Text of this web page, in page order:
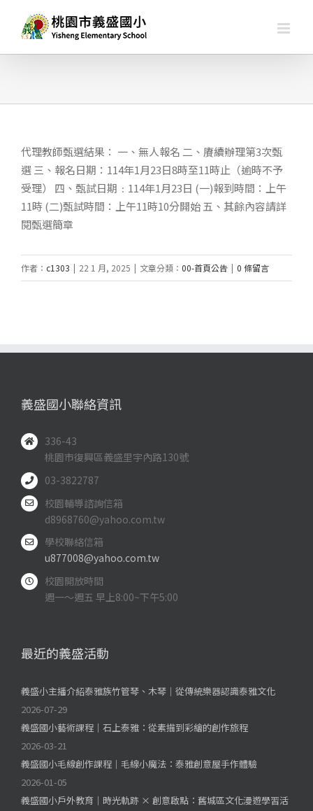
代理教師甄選結果： 一、無人報名 二、賡續辦理第3次甄
選 三、報名日期：114年1月23日8時至11時止（逾時不予
受理） 四、甄試日期﹕114年1月23日 (一)報到時間：上午
11時 (二)甄試時間：上午11時10分開始 五、其餘內容請詳
閱甄選簡章
作者： c1303 | 22 1 月, 2025 | 文章分類： 00-首頁公告 | 0 條留言
義盛國小聯絡資訊
336-43
桃園市復興區義盛里宇內路130號
03-3822787
校園輔導諮詢信箱
d8968760@yahoo.com.tw
學校聯絡信箱
u877008@yahoo.com.tw
校園開放時間
週一～週五 早上8:00~下午5:00
最近的義盛活動
義盛小主播介紹泰雅族竹管琴、木琴｜從傳統樂器認識泰雅文化
2026-07-29
義盛國小藝術課程｜石上泰雅：從素描到彩繪的創作旅程
2026-03-21
義盛國小毛線創作課程｜毛線小魔法：泰雅創意屋手作體驗
2026-01-05
義盛國小戶外教育｜時光軌跡 × 創意啟點：舊城區文化漫遊學習活